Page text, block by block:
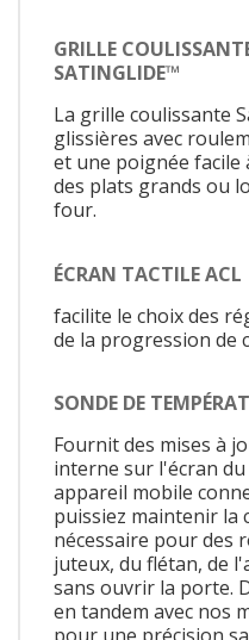
GRILLE
SATINGLIDE™
La grille coulissante
glissières avec
et une poignée
des plats grands ou
four.
ÉCRAN TACTILE ACL
facilite le choix des
de la progression de
SONDE DE
Fournit des mises à
interne sur l'écran
appareil mobile
puissiez maintenir la
nécessaire pour des
juteux, du flétan, de
sans ouvrir la porte.
en tandem avec nos